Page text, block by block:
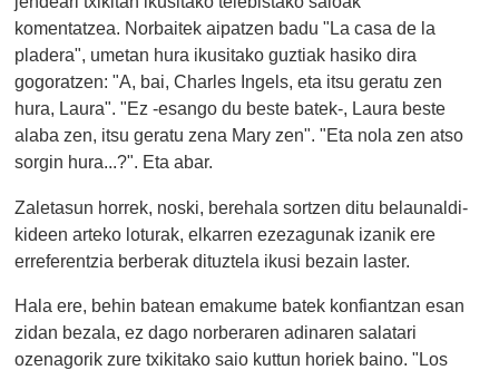
komentatzea. Norbaitek aipatzen badu "La casa de la
pladera", umetan hura ikusitako guztiak hasiko dira
gogoratzen: "A, bai, Charles Ingels, eta itsu geratu zen
hura, Laura". "Ez -esango du beste batek-, Laura beste
alaba zen, itsu geratu zena Mary zen". "Eta nola zen atso
sorgin hura...?". Eta abar.
Zaletasun horrek, noski, berehala sortzen ditu belaunaldi-
kideen arteko loturak, elkarren ezezagunak izanik ere
erreferentzia berberak dituztela ikusi bezain laster.
Hala ere, behin batean emakume batek konfiantzan esan
zidan bezala, ez dago norberaren adinaren salatari
ozenagorik zure txikitako saio kuttun horiek baino. "Los